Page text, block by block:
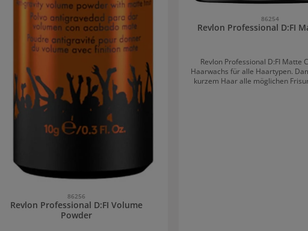
86256
Revlon Professional D:FI Volume
Powder
86254
Revlon Professional D:FI
Revlon Professional D:FI Matte
Haarwachs für alle Haartypen.
kurzem Haar alle möglichen